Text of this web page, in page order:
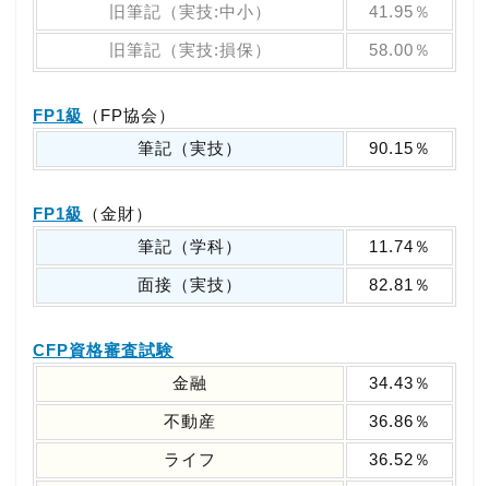
旧筆記（実技:中小） 41.95％
旧筆記（実技:損保） 58.00％
FP1級
（FP協会）
筆記（実技）
90.15％
FP1級
（金財）
筆記（学科）
11.74％
面接（実技） 82.81％
CFP資格審査試験
金融
34.43％
不動産 36.86％
ライフ 36.52％